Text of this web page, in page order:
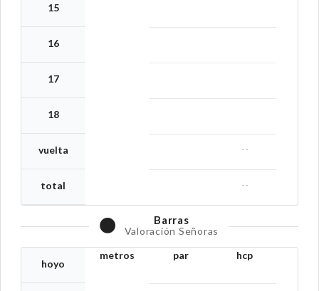
15
16
17
18
vuelta
total
--
--
Barras
Valoración Señoras
hoyo
metros par hcp